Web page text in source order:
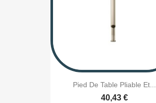
Pied De Table Pliable Et...
40,43 €